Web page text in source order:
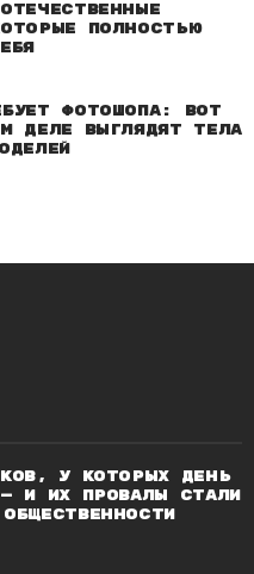
полностью
фотошопа: Вот
деле выглядят тела
у которых день
и их провалы стали